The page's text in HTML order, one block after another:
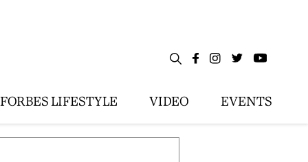
FORBES LIFESTYLE VIDEO EVENTS